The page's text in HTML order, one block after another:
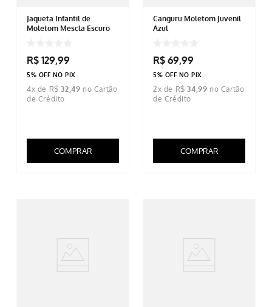
Jaqueta Infantil de
Moletom Mescla Escuro
R$ 129,99
5% OFF NO PIX
4x de R$ 32,49
COMPRAR
Canguru Moletom Juvenil
Azul
R$ 69,99
5% OFF NO PIX
2x de R$ 34,99
COMPRAR